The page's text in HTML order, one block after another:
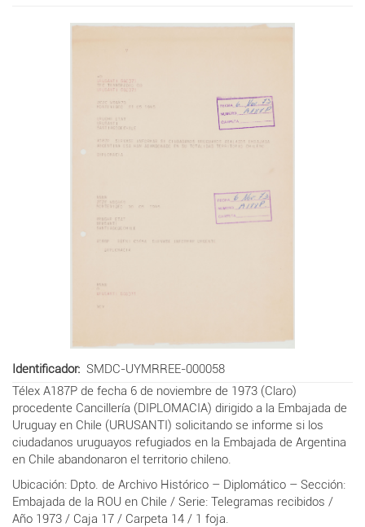
Identificador
SMDC-UYMRREE-000058
Télex A187P de fecha 6 de noviembre de 1973 (Claro)
procedente Cancillería (DIPLOMACIA) dirigido a la Embajada de
Uruguay en Chile (URUSANTI) solicitando se informe si los
ciudadanos uruguayos refugiados en la Embajada de Argentina
en Chile abandonaron el territorio chileno.
Ubicación: Dpto. de Archivo Histórico – Diplomático – Sección:
Embajada de la ROU en Chile / Serie: Telegramas recibidos /
Año 1973 / Caja 17 / Carpeta 14 / 1 foja.